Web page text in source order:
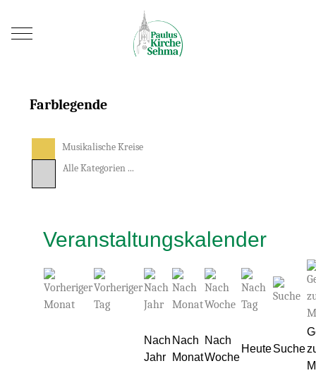
Mobile Menu Toggle
Farblegende
Musikalische Kreise
Alle Kategorien ...
Veranstaltungskalender
Nach
Jahr
Nach
Monat
Nach
Woche
HeuteSuche